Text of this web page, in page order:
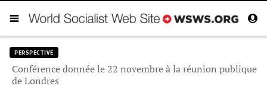
PERSPECTIVE
Conférence donnée le 22 novembre à la réunion publique
de Londres